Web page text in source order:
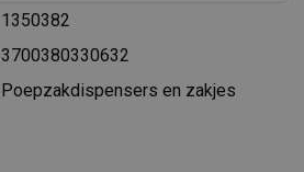
1350382
3700380330632
Poepzakdispensers en zakjes